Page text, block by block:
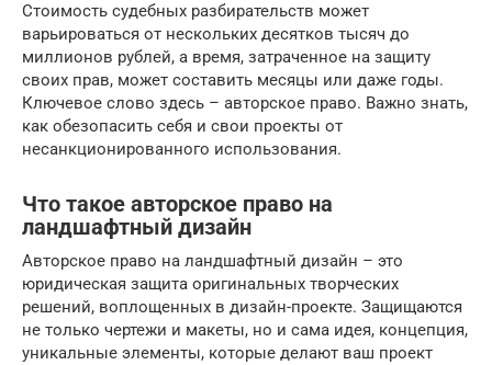
Стоимость судебных разбирательств может
варьироваться от нескольких десятков тысяч до
миллионов рублей, а время, затраченное на защиту
своих прав, может составить месяцы или даже годы.
Ключевое слово здесь – авторское право. Важно знать,
как обезопасить себя и свои проекты от
несанкционированного использования.
Что такое авторское право на
ландшафтный дизайн
Авторское право на ландшафтный дизайн – это
юридическая защита оригинальных творческих
решений, воплощенных в дизайн-проекте. Защищаются
не только чертежи и макеты, но и сама идея, концепция,
уникальные элементы, которые делают ваш проект